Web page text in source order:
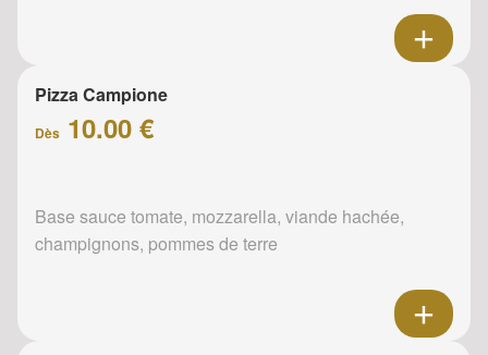
Pizza Campione
Dès 10.00 €
Base sauce tomate, mozzarella, viande hachée,
champignons, pommes de terre